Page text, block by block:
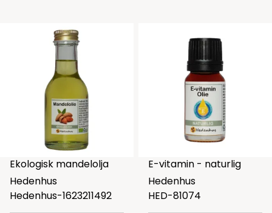
Ekologisk mandelolja
Hedenhus
Hedenhus-1623211492
E-vitamin - naturlig
Hedenhus
HED-81074